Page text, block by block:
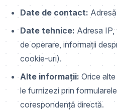
Date de contact:
Date tehnice: Adresa IP,
de operare, informații
cookie-uri).
Alte informații: Orice
le furnizezi prin
corespondență directă.